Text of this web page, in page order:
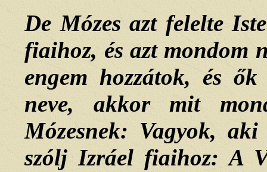
De Mózes azt felelte
fiaihoz, és azt mondom
engem hozzátok, és
neve, akkor mit
Mózesnek: Vagyok,
szólj Izráel fiaihoz: A